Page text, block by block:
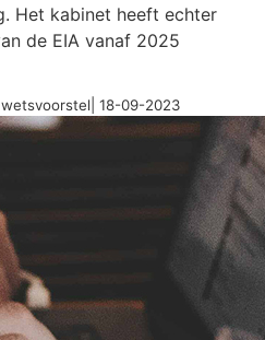
Het kabinet heeft echter
de EIA vanaf 2025
18-09-2023